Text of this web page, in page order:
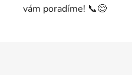
vám poradíme! 📞😊